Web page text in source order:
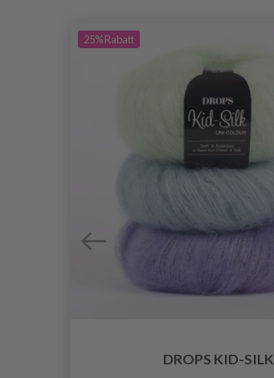
25%Rabatt
DROPS KID-SILK